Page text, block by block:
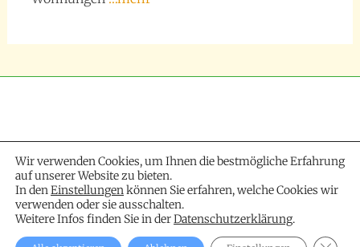
Wir verwenden Cookies, um Ihnen die bestmögliche Erfahrung
auf unserer Website zu bieten.
In denEinstellungenkönnen Sie erfahren, welche Cookies wir
verwenden oder sie ausschalten.
Weitere Infos finden Sie in derDatenschutzerklärung.